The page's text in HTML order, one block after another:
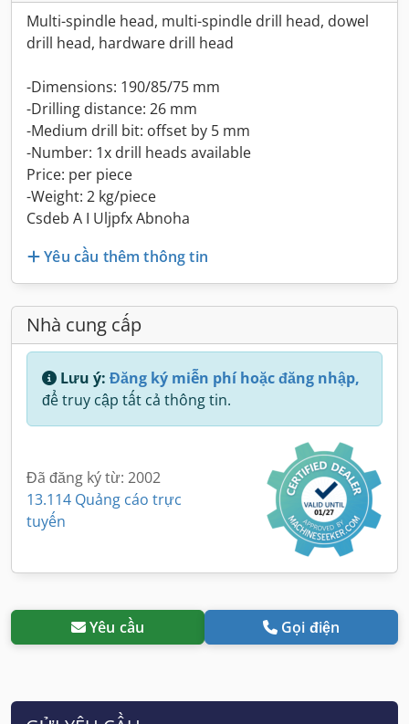
Multi-spindle head, multi-spindle drill head, dowel
drill head, hardware drill head
-Dimensions: 190/85/75 mm
-Drilling distance: 26 mm
-Medium drill bit: offset by 5 mm
-Number: 1x drill heads available
Price: per piece
-Weight: 2 kg/piece
Csdeb A I Uljpfx Abnoha
Yêu cầu thêm thông tin
Nhà cung cấp
Lưu ý: Đăng ký miễn phí hoặc đăng nhập,
để truy cập tất cả thông tin.
Đã đăng ký từ: 2002
13.114 Quảng cáo trực
tuyến
Yêu cầu Gọi điện